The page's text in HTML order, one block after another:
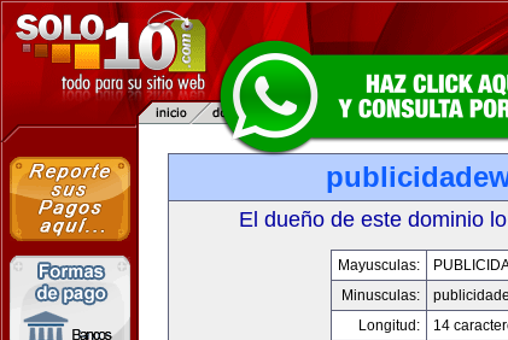
El dueño de este dominio
Mayusculas:
Minusculas:
Longitud:
14